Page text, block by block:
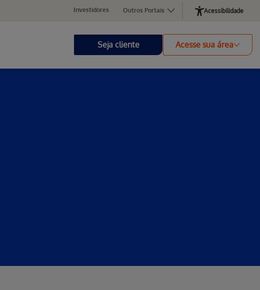
Investidores Outros Portais Acessibilidade
Seja cliente Acesse sua área